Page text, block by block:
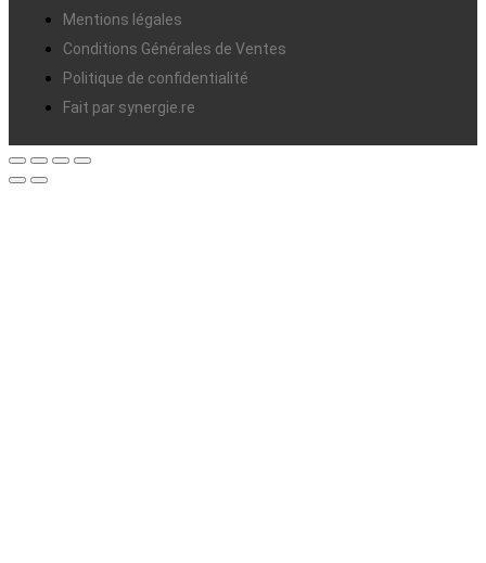
Mentions légales
Conditions Générales de Ventes
Politique de confidentialité
Fait par synergie.re